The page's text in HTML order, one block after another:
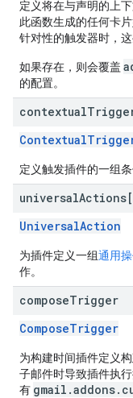
定义将在与声明的上
此函数生成的任何卡
针对性的触发器时，
如果存在，则会覆盖
的配置。
contextual
定义触发插件的一组条
universal
UniversalAction
为插件定义一组通用
作。
composeTrigger
ComposeTrigger
为构建时间插件定义
子邮件时导致插件执
有